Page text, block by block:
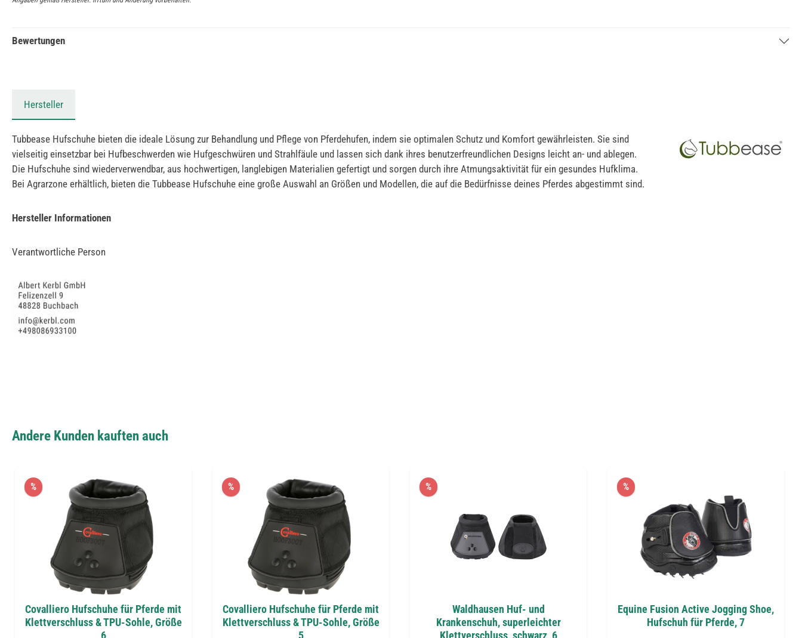
Bewertungen
Hersteller
Tubbease Hufschuhe bieten die ideale Lösung zur Behandlung und Pflege von Pferdehufen, indem sie optimalen Schutz und Komfort gewährleisten. Sie sind
vielseitig einsetzbar bei Hufbeschwerden wie Hufgeschwüren und Strahlfäule und lassen sich dank ihres benutzerfreundlichen Designs leicht an- und ablegen.
Die Hufschuhe sind wiederverwendbar, aus hochwertigen, langlebigen Materialien gefertigt und sorgen durch ihre Atmungsaktivität für ein gesundes Hufklima.
Bei Agrarzone erhältlich, bieten die Tubbease Hufschuhe eine große Auswahl an Größen und Modellen, die auf die Bedürfnisse deines Pferdes abgestimmt sind.
Hersteller Informationen
Verantwortliche Person
Andere Kunden kauften auch
%
Covalliero Hufschuhe für Pferde mit
Klettverschluss & TPU-Sohle, Größe
6
%
Covalliero Hufschuhe für Pferde mit
Klettverschluss & TPU-Sohle, Größe
5
%
Waldhausen Huf- und
Krankenschuh, superleichter
Klettverschluss, schwarz, 6
%
Equine Fusion Active Jogging Shoe,
Hufschuh für Pferde, 7